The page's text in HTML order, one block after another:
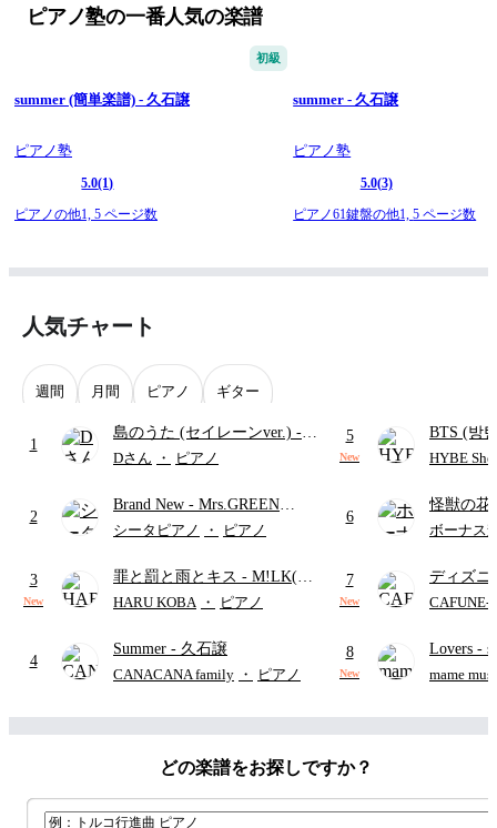
ピアノ塾の一番人気の楽譜
初級
summer (簡単楽譜) - 久石譲
ピアノ塾
5.0(1)
ピアノの他1, 5 ページ数
summer - 久石譲
ピアノ塾
5.0(3)
ピアノ61鍵盤の他1,5 ページ数
人気チャート
週間 月間 ピアノ ギター
1
島のうた (セイレーンver.) -
セイレーン(CV.鈴木みのり)
ード・ペダル付き/『映画ちい
かわ 人魚の島のひみつ』よ
Dさん ・ ピアノ
2
Brand New - Mrs.GREEN
APPLE
シータピアノ ・ ピアノ
3
New
罪と罰と雨とキス - M!LK(佐
野勇斗&吉田仁人)
HARU KOBA ・ ピアノ
4
Summer - 久石譲
CANACANA family ・ ピアノ
5
New
BTS (방
HYBE
6
怪獣の
ードパー
ボーナス
7
New
ディズ
レー-
ード有)
CAFUNE-
8
New
Lovers -
ト)
mame
どの楽譜をお探しですか？